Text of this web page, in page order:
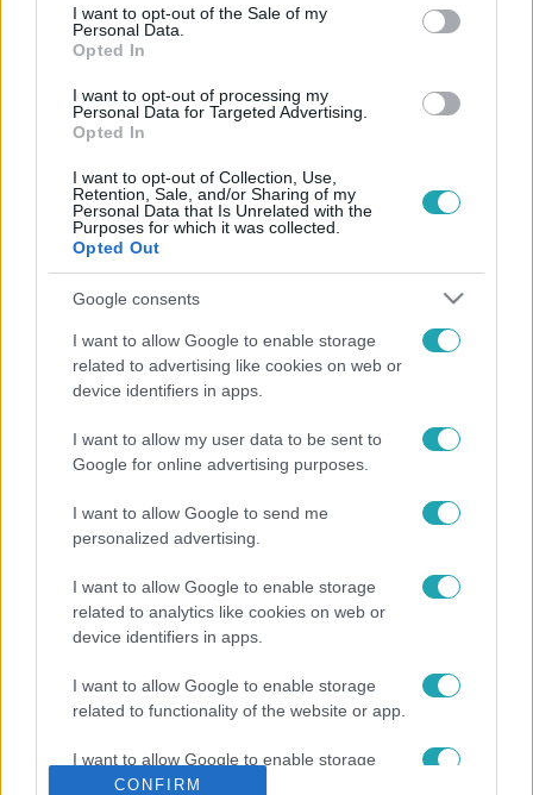
consent section.
I want to opt-out of the Sale of my
Personal Data.
Opted In
I want to opt-out of processing my
Personal Data for Targeted Advertising.
Opted In
I want to opt-out of Collection, Use,
Retention, Sale, and/or Sharing of my
Personal Data that Is Unrelated with the
Purposes for which it was collected.
Opted Out
Google consents
I want to allow Google to enable storage
related to advertising like cookies on web or
device identifiers in apps.
I want to allow my user data to be sent to
Google for online advertising purposes.
I want to allow Google to send me
personalized advertising.
I want to allow Google to enable storage
related to analytics like cookies on web or
device identifiers in apps.
I want to allow Google to enable storage
related to functionality of the website or app.
I want to allow Google to enable storage
related to personalization.
CONFIRM
Reggeli
2023. május 15. 8:24
Iglódi Csaba: A Dreher család olyan, mint
bármelyik magyar család
Dreher család történetével, és egyből beleszeretett. A mű
150 éven át, négy generáción keresztül követi a család
történetét, ami bővelkedik fordulatokban, tragédiákban és
feledésbe a nagy múltú família története. Bár a könyv
vajon milyen volt megírni a könyvet elsőműves
szerzőként, és hogyan jelenik meg a női vonal a